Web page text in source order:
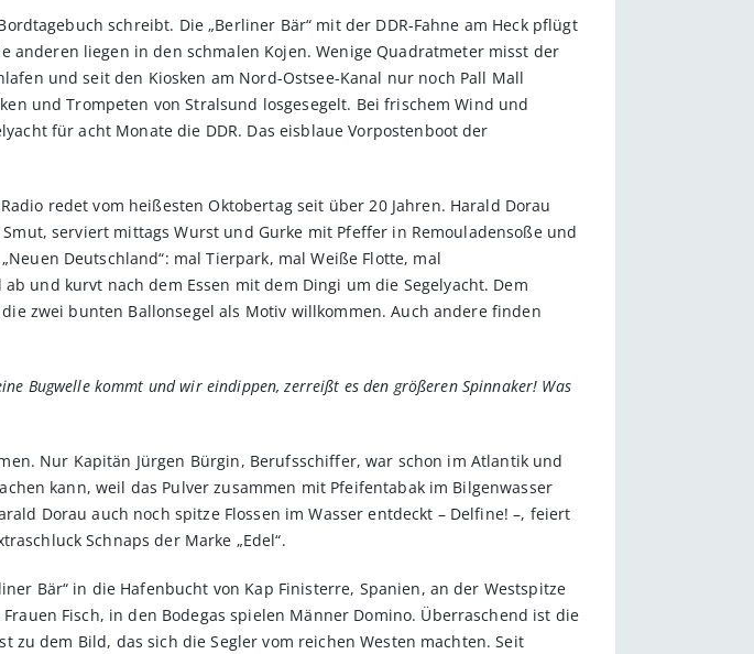
schreibt. Die „Berliner Bär“ mit der DDR-Fahne am Heck pflügt
liegen in den schmalen Kojen. Wenige Quadratmeter misst der
und seit den Kiosken am Nord-Ostsee-Kanal nur noch Pall Mall
und Trompeten von Stralsund losgesegelt. Bei frischem Wind und
für acht Monate die DDR. Das eisblaue Vorpostenboot der
redet vom heißesten Oktobertag seit über 20 Jahren. Harald Dorau
serviert mittags Wurst und Gurke mit Pfeffer in Remouladensoße und
Deutschland“: mal Tierpark, mal Weiße Flotte, mal
und kurvt nach dem Essen mit dem Dingi um die Segelyacht. Dem
zwei bunten Ballonsegel als Motiv willkommen. Auch andere finden
Bugwelle kommt und wir eindippen, zerreißt es den größeren Spinnaker! Was
Nur Kapitän Jürgen Bürgin, Berufsschiffer, war schon im Atlantik und
kann, weil das Pulver zusammen mit Pfeifentabak im Bilgenwasser
Dorau auch noch spitze Flossen im Wasser entdeckt – Delfine! –, feiert
Schnaps der Marke „Edel“.
Bär“ in die Hafenbucht von Kap Finisterre, Spanien, an der Westspitze
Fisch, in den Bodegas spielen Männer Domino. Überraschend ist die
dem Bild, das sich die Segler vom reichen Westen machten. Seit